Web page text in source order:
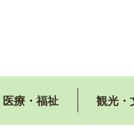
療・福祉 観光・